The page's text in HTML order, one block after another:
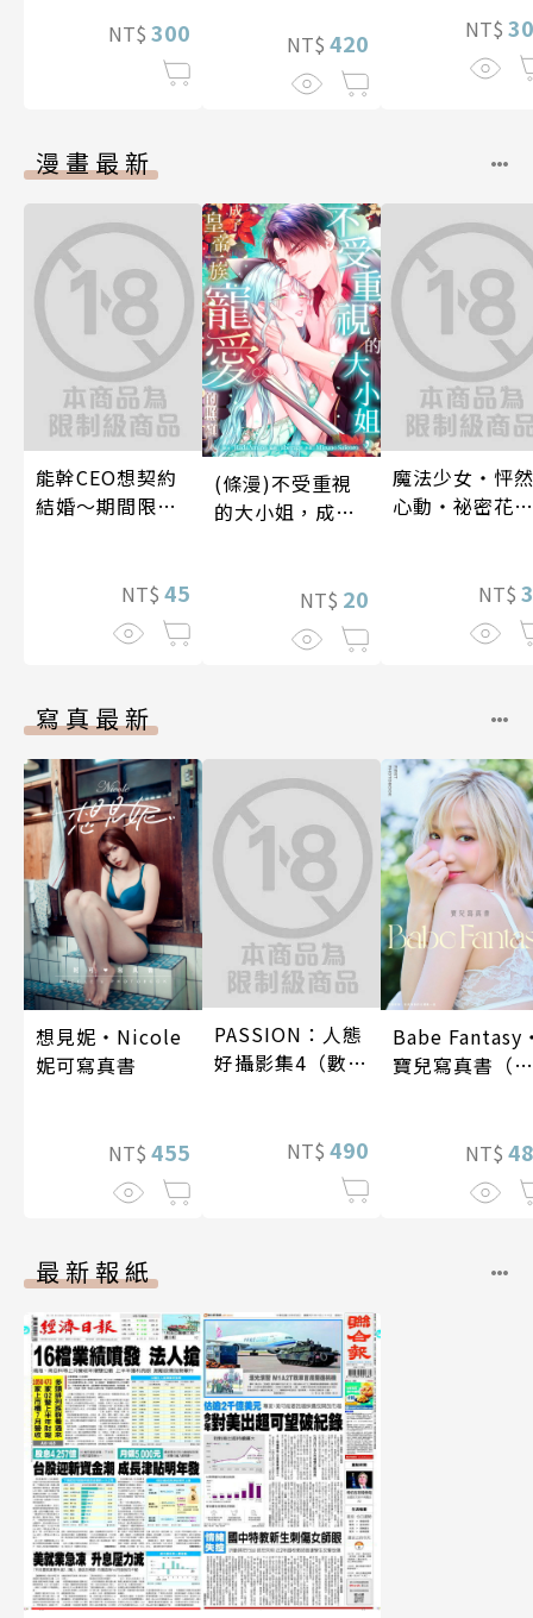
NT$ 300 NT$ 420 NT$
漫畫最新
能幹CEO想契約
結婚～期間限定
NT$ 45
(條漫)不受重視
的大小姐，成了
NT$ 20
魔法少女・怦然
心動・祕密花招
NT$
寫真最新
想見妮‧Nicole
妮可寫真書
NT$ 455
PASSION：人態
好攝影集4（數位
NT$ 490
Babe
寶兒寫真書（加
NT$
最新報紙